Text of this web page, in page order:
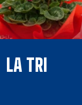
LA TRI